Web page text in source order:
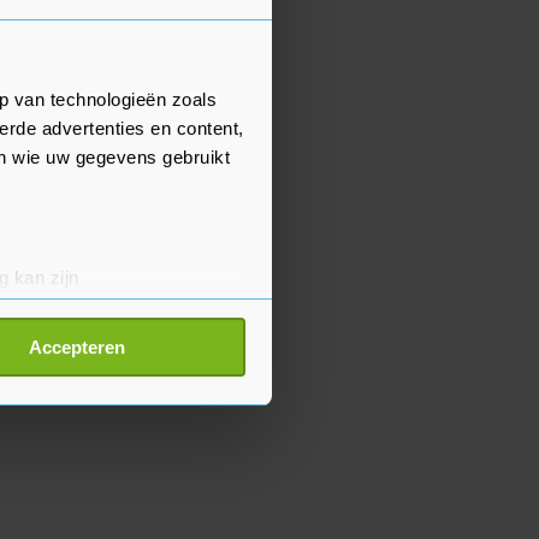
van technologieën zoals
advertenties en content,
wie uw gegevens gebruikt
kan zijn
detailgedeelte
Accepteren